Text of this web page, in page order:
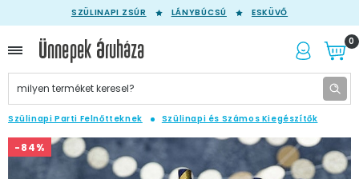
SZÜLINAPI ZSÚR LÁNYBÚCSÚ ESKÜVŐ
0
Szülinapi Parti Felnőtteknek Szülinapi és Számos Kiegészítők
-84%